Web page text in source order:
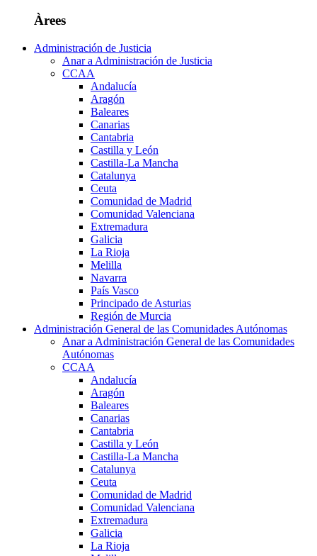
Àrees
Administración de Justicia
Anar a Administración de Justicia
CCAA
Andalucía
Aragón
Baleares
Canarias
Cantabria
Castilla y León
Castilla-La Mancha
Catalunya
Ceuta
Comunidad de Madrid
Comunidad Valenciana
Extremadura
Galicia
La Rioja
Melilla
Navarra
País Vasco
Principado de Asturias
Región de Murcia
Administración General de las Comunidades Autónomas
Anar a Administración General de las Comunidades
Autónomas
CCAA
Andalucía
Aragón
Baleares
Canarias
Cantabria
Castilla y León
Castilla-La Mancha
Catalunya
Ceuta
Comunidad de Madrid
Comunidad Valenciana
Extremadura
Galicia
La Rioja